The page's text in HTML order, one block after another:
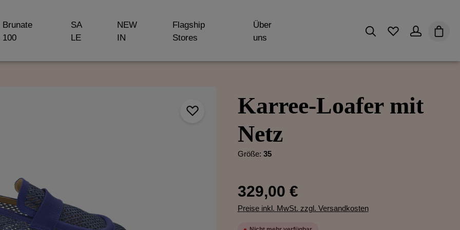
Brunate
100
SA
LE
NEW
IN
Flagship
Stores
Über
uns
Du hast 0
Karree-Loafer mit
Netz
Größe: 35
329,00 €
Preise inkl. MwSt. zzgl. Versandkosten